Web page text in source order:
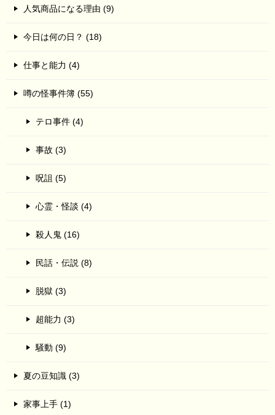
人気商品になる理由 (9)
今日は何の日？ (18)
仕事と能力 (4)
噂の怪事件簿 (55)
テロ事件 (4)
事故 (3)
呪詛 (5)
心霊・怪談 (4)
殺人鬼 (16)
民話・伝説 (8)
脱獄 (3)
超能力 (3)
騒動 (9)
夏の豆知識 (3)
家事上手 (1)